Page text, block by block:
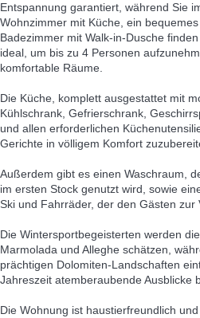
Entspannung garantiert, während Sie
Wohnzimmer mit Küche, ein
Badezimmer mit Walk-in-Dusche
ideal, um bis zu 4 Personen
komfortable Räume.
Die Küche, komplett ausgestattet mit
Kühlschrank, Gefrierschrank,
und allen erforderlichen
Gerichte in völligem Komfort
Außerdem gibt es einen Waschraum,
im ersten Stock genutzt wird, sowie
Ski und Fahrräder, der den Gästen zur
Die Wintersportbegeisterten werden
Marmolada und Alleghe schätzen,
prächtigen Dolomiten-Landschaften
Jahreszeit atemberaubende Ausblicke
Die Wohnung ist haustierfreundlich